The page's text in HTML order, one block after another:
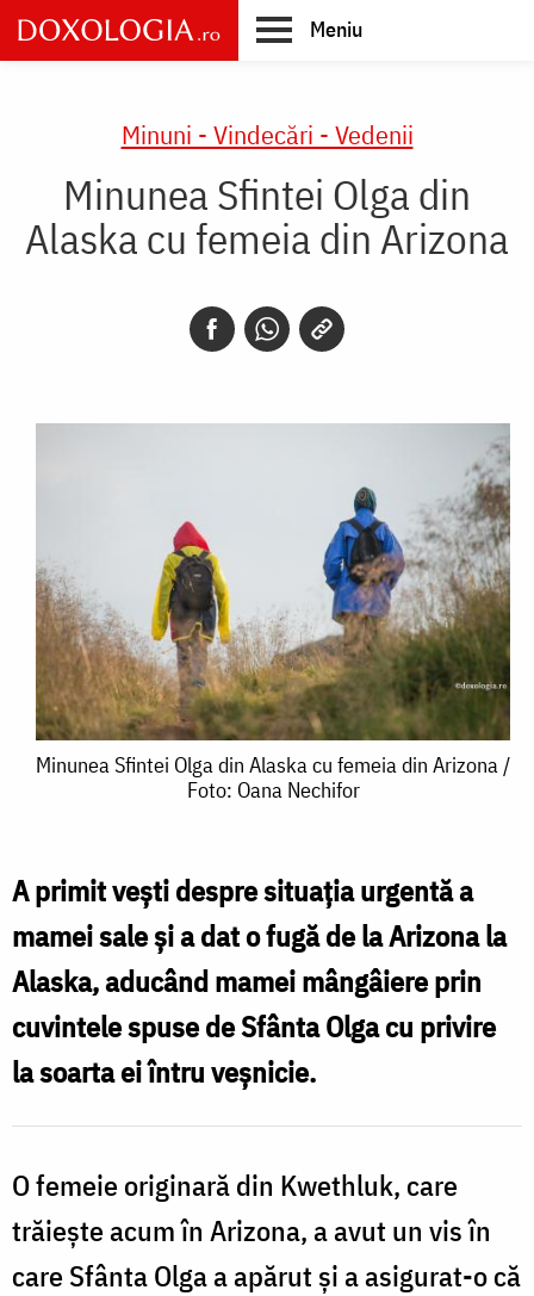
Skip
to
main
Meniu
Minuni - Vindecări - Vedenii
Minunea Sfintei Olga din
Alaska cu femeia din Arizona
Minunea
din
Alaska
cu
femeia
/
Foto:
Oana
Nechifor
Minunea Sfintei Olga din Alaska cu femeia din Arizona /
Foto: Oana Nechifor
A primit vești despre situația urgentă a
mamei sale și a dat o fugă de la Arizona la
Alaska, aducând mamei mângâiere prin
cuvintele spuse de Sfânta Olga cu privire
la soarta ei întru veșnicie.
O femeie originară din Kwethluk, care
trăiește acum în Arizona, a avut un vis în
care Sfânta Olga a apărut și a asigurat-o că